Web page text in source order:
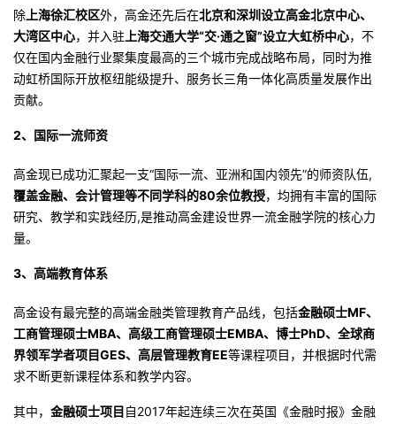
堂
我
程
认
的
验
我
收
藏
我
的
技
支
我
的
声
议
除 上海徐汇校区外，高金还先后在北京和深圳设立高金北京中心、
大湾区中心，并入驻 上海交通大学“交·通之窗”设立大虹桥中心，不
仅在国内金融行业聚集度最高的三个城市完成战略布局，同时为推
动虹桥国际开放枢纽能级提升、服务长三角一体化高质量发展作出
贡献。
2、 国际一流师资
高金现已成功汇聚起一支“国际一流、亚洲和国内领先”的师资队伍,
覆盖金融、会计管理等不同学科的80余位教授，均拥有丰富的国际
研究、教学和实践经历,是推动高金建设世界一流金融学院的核心力
量。
3、 高端教育体系
高金设有最完整的高端金融类管理教育产品线，包括金融硕士MF、
工商管理硕士MBA、高级工商管理硕士EMBA、博士PhD、全球商
界领军学者项目GES、高层管理教育EE等课程项目，并根据时代需
求不断更新课程体系和教学内容。
其中， 金融硕士项目自2017年起连续三次在英国《金融时报》金融